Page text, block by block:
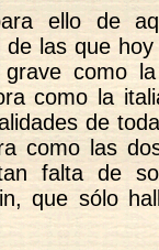
ello de
de las que
como
como la
de
como las
falta de
que sólo